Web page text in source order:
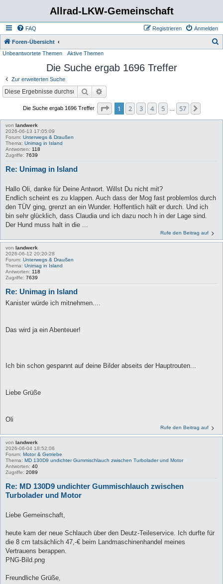
Allrad-LKW-Gemeinschaft
FAQ Anmelden
Registrieren
Foren-Übersicht
Unbeantwortete Themen Aktive Themen
Die Suche ergab 1696 Treffer
Zur erweiterten Suche
Suche
Die Suche ergab 1696 Treffer Seite von
1 2 3 4 5 57
von landwerk
2026-06-13 17:05:09
Forum: Unterwegs & Draußen
Thema: Unimag in Island
Antworten: 118
Zugriffe: 7639
Re: Unimag in Island
Hallo Oli, danke für Deine Antwort. Willst Du nicht mit?
Endlich scheint es zu klappen. Auch dass der Mog fast problemlos durch
den TÜV ging, grenzt an ein Wunder. Hoffentlich hält er durch. Und ich
bin sehr glücklich, dass Claudia und ich dazu noch h in der Lage sind.
Der Hund muss halt in die ...
Rufe den Beitrag auf
von landwerk
2026-06-12 20:20:28
Forum: Unterwegs & Draußen
Thema: Unimag in Island
Antworten: 118
Zugriffe: 7639
Re: Unimag in Island
Kanister würde ich mitnehmen....
Das wird ja ein Abenteuer!
Ich bin schon gespannt auf deine Bilder abseits der Hauptrouten...
Liebe Grüße
Oli
Rufe den Beitrag auf
von landwerk
2026-06-04 18:52:06
Forum: Motor & Getriebe
Thema: MD 130D9 undichter Gummischlauch zwischen Turbolader und Motor
Antworten: 40
Zugriffe: 2089
Re: MD 130D9 undichter Gummischlauch zwischen
Turbolader und Motor
Liebe Gemeinschaft,
heute kam der neue Schlauch über den Deutz-Teileservice. Ich durfte für
die 8 cm tatsächlich 47,-€ beim Landmaschinenhandel meines
Vertrauens berappen.
PNG-Bild.png
Freundliche Grüße,